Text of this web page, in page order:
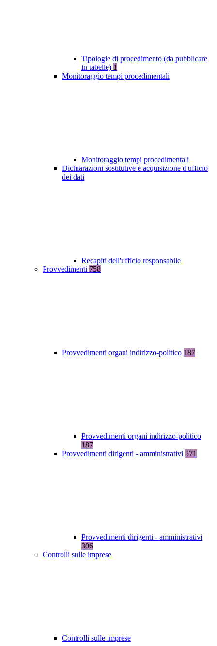
Tipologie di procedimento (da pubblicare
in tabelle) 1
Monitoraggio tempi procedimentali
Monitoraggio tempi procedimentali
Dichiarazioni sostitutive e acquisizione d'ufficio
dei dati
Recapiti dell'ufficio responsabile
Provvedimenti 758
Provvedimenti organi indirizzo-politico 187
Provvedimenti organi indirizzo-politico
187
Provvedimenti dirigenti - amministrativi 571
Provvedimenti dirigenti - amministrativi
306
Controlli sulle imprese
Controlli sulle imprese